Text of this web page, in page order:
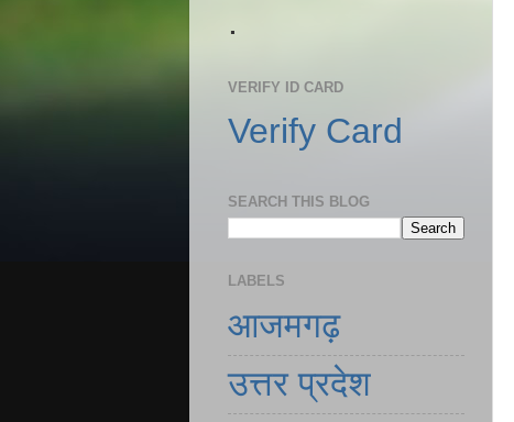
.
VERIFY ID CARD
Verify Card
SEARCH THIS BLOG
LABELS
आजमगढ़
उत्तर प्रदेश